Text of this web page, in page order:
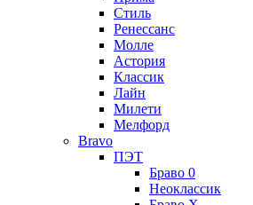
Стиль
Ренессанс
Молле
Астория
Классик
Лайн
Милети
Мелфорд
Bravo
ПЭТ
Браво 0
Неоклассик